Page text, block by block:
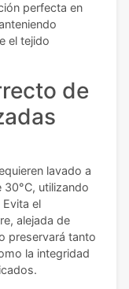
perfecta en
el tejido
de
lavado a
utilizando
el
alejada de
preservará tanto
la integridad